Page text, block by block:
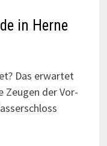
in Herne
Das erwartet
Zeugen der Vor-